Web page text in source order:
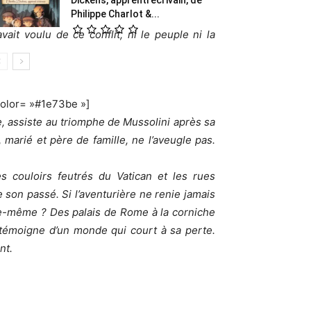
voulu de ce conflit, ni le peuple ni la
»#1e73be »]
assiste au triomphe de Mussolini après sa
et père de famille, ne l’aveugle pas.
couloirs feutrés du Vatican et les rues
passé. Si l’aventurière ne renie jamais
? Des palais de Rome à la corniche
d’un monde qui court à sa perte.
Philippe Charlot &...